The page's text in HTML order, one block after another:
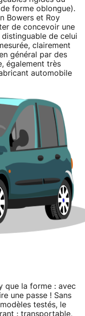
forme oblongue).
Bowers et Roy
de concevoir une
de celui
clairement
général par des
également très
automobile
que la forme : avec
une passe ! Sans
testés, le
: transportable,